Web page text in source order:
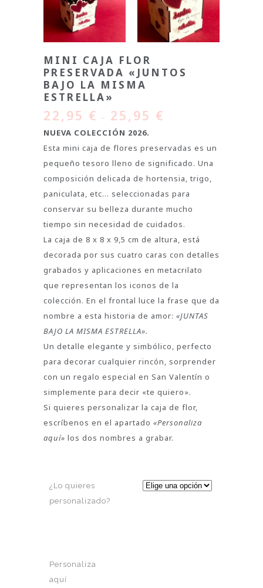
MINI CAJA FLOR
PRESERVADA «JUNTOS
BAJO LA MISMA
ESTRELLA»
22,95 € – 25,95 €
NUEVA COLECCIÓN 2026.
Esta mini caja de flores preservadas es un
pequeño tesoro lleno de significado. Una
composición delicada de hortensia, trigo,
paniculata, etc… seleccionadas para
conservar su belleza durante mucho
tiempo sin necesidad de cuidados.
La caja de 8 x 8 x 9,5 cm de altura, está
decorada por sus cuatro caras con detalles
grabados y aplicaciones en metacrilato
que representan los iconos de la
colección. En el frontal luce la frase que da
nombre a esta historia de amor: «JUNTAS
BAJO LA MISMA ESTRELLA».
Un detalle elegante y simbólico, perfecto
para decorar cualquier rincón, sorprender
con un regalo especial en San Valentín o
simplemente para decir «te quiero».
Si quieres personalizar la caja de flor,
escríbenos en el apartado «Personaliza
aquí» los dos nombres a grabar.
¿Lo quieres
personalizado?
Personaliza
aquí